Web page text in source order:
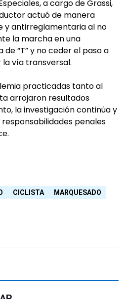
a cargo de Grassi,
actuó de manera
y antirreglamentaria al no
la marcha en una
“T” y no ceder el paso a
vía transversal.
practicadas tanto al
arrojaron resultados
la investigación continúa y
penales
CICLISTA MARQUESADO